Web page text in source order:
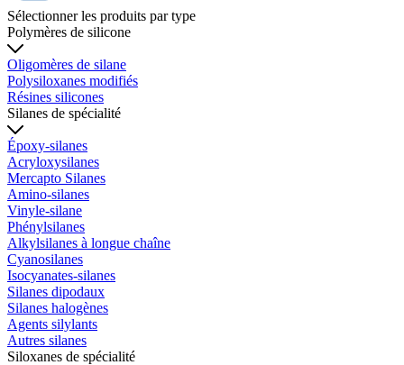
Sélectionner les produits par type
Polymères de silicone
Oligomères de silane
Polysiloxanes modifiés
Résines silicones
Silanes de spécialité
Époxy-silanes
Acryloxysilanes
Mercapto Silanes
Amino-silanes
Vinyle-silane
Phénylsilanes
Alkylsilanes à longue chaîne
Cyanosilanes
Isocyanates-silanes
Silanes dipodaux
Silanes halogènes
Agents silylants
Autres silanes
Siloxanes de spécialité